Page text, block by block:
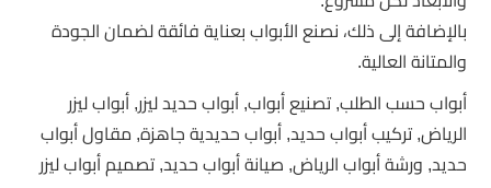
بالإضافة إلى ذلك، نصنع الأبواب بعناية فائقة لضمان الجودة
والمتانة العالية.
أبواب حسب الطلب, تصنيع أبواب, أبواب حديد ليزر, أبواب ليزر
الرياض, تركيب أبواب حديد, أبواب حديدية جاهزة, مقاول أبواب
حديد, ورشة أبواب الرياض, صيانة أبواب حديد, تصميم أبواب ليزر